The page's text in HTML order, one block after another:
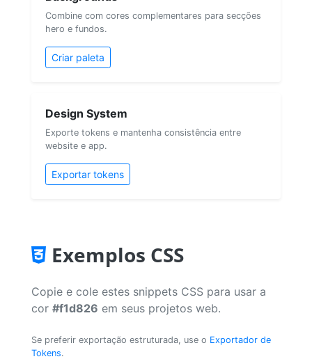
Combine com cores complementares para secções
hero e fundos.
Criar paleta
Design System
Exporte tokens e mantenha consistência entre
website e app.
Exportar tokens
Exemplos CSS
Copie e cole estes snippets CSS para usar a
cor #f1d826 em seus projetos web.
Se preferir exportação estruturada, use o Exportador de
Tokens.